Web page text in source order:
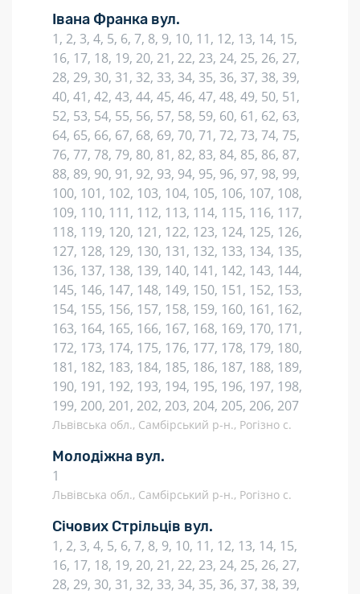
Івана Франка вул.
1, 2, 3, 4, 5, 6, 7, 8, 9, 10, 11, 12, 13, 14, 15,
16, 17, 18, 19, 20, 21, 22, 23, 24, 25, 26, 27,
28, 29, 30, 31, 32, 33, 34, 35, 36, 37, 38, 39,
40, 41, 42, 43, 44, 45, 46, 47, 48, 49, 50, 51,
52, 53, 54, 55, 56, 57, 58, 59, 60, 61, 62, 63,
64, 65, 66, 67, 68, 69, 70, 71, 72, 73, 74, 75,
76, 77, 78, 79, 80, 81, 82, 83, 84, 85, 86, 87,
88, 89, 90, 91, 92, 93, 94, 95, 96, 97, 98, 99,
100, 101, 102, 103, 104, 105, 106, 107, 108,
109, 110, 111, 112, 113, 114, 115, 116, 117,
118, 119, 120, 121, 122, 123, 124, 125, 126,
127, 128, 129, 130, 131, 132, 133, 134, 135,
136, 137, 138, 139, 140, 141, 142, 143, 144,
145, 146, 147, 148, 149, 150, 151, 152, 153,
154, 155, 156, 157, 158, 159, 160, 161, 162,
163, 164, 165, 166, 167, 168, 169, 170, 171,
172, 173, 174, 175, 176, 177, 178, 179, 180,
181, 182, 183, 184, 185, 186, 187, 188, 189,
190, 191, 192, 193, 194, 195, 196, 197, 198,
199, 200, 201, 202, 203, 204, 205, 206, 207
Львівська обл., Самбірський р-н., Рогізно с.
Молодіжна вул.
1
Львівська обл., Самбірський р-н., Рогізно с.
Січових Стрільців вул.
1, 2, 3, 4, 5, 6, 7, 8, 9, 10, 11, 12, 13, 14, 15,
16, 17, 18, 19, 20, 21, 22, 23, 24, 25, 26, 27,
28, 29, 30, 31, 32, 33, 34, 35, 36, 37, 38, 39,